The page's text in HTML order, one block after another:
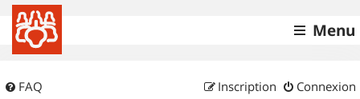
Menu
FAQ Connexion
Inscription